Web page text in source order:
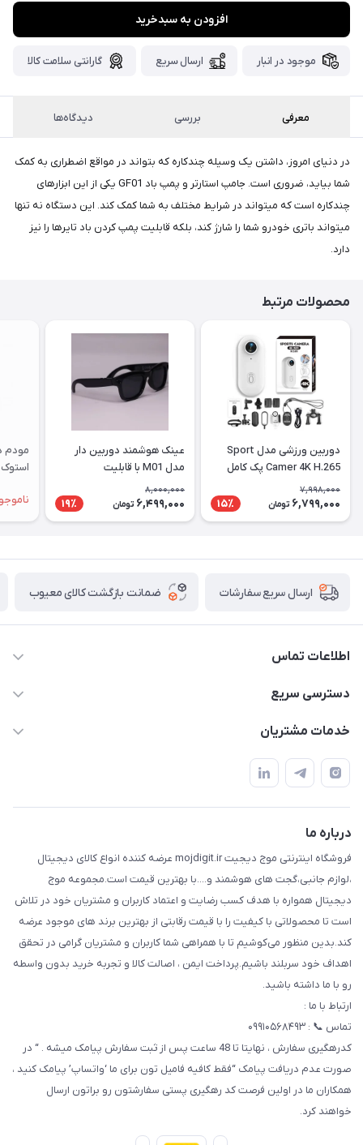
سوی
پست،جهت
کاری پس
ممنون
شکیبایی
عزیزان
🌹
"دریافت
کدرهگیری
کنید)
افزودن به سبدخرید
موجود در انبار ارسال سریع گارانتی سلامت کالا
معرفی بررسی دیدگاه‌ها
در دنیای امروز، داشتن یک وسیله چندکاره که بتواند در مواقع اضطراری به کمک
شما بیاید، ضروری است. جامپ استارتر و پمپ باد GF01 یکی از این ابزارهای
چندکاره است که میتواند در شرایط مختلف به شما کمک کند. این دستگاه نه تنها
میتواند باتری خودرو شما را شارژ کند، بلکه قابلیت پمپ کردن باد تایرها را نیز
دارد.
محصولات مرتبط
دوربین ورزشی مدل Sport
Camer 4K H.265 پک کامل
7,998,000
6,799,000 تومان 15٪
عینک هوشمند دوربین دار
مدل M01 با قابلیت
فیلم‌برداری ۴K
8,000,000
6,499,000 تومان 19٪
ارسال سریع سفارشات ضمانت بازگشت کالای معیوب
اطلاعات تماس
واتساپ و تماس 09910568493
دسترسی سریع
حساب کاربری
درباره ما
تماس با ما
خدمات مشتریان
قوانین و مقررات
حریم خصوصی
درباره ما
فروشگاه اینترنتی موج دیجیت mojdigit.ir عرضه کننده انواع کالای دیجیتال
،لوازم جانبی،گجت های هوشمند و....با بهترین قیمت است.مجموعه موج
دیجیتال همواره با هدف کسب رضایت و اعتماد کاربران و مشتریان خود در تلاش
است تا محصولاتی با کیفیت را با قیمت رقابتی از بهترین برند های موجود عرضه
کند.بدین منظور می‌کوشیم تا با همراهی شما کاربران و مشتریان گرامی در تحقق
اهداف خود سربلند باشیم.پرداخت ایمن ، اصالت کالا و تجربه خرید بدون واسطه
رو با ما داشته باشید.
ارتباط با ما :
تماس 📞 : ۰۹۹۱۰۵۶۸۴۹۳
کدرهگیری سفارش ، نهایتا تا 48 ساعت پس از ثبت سفارش پیامک میشه . “ در
صورت عدم دریافت پیامک “فقط کافیه فامیل تون برای ما ‘واتساپ’ پیامک کنید ،
همکاران ما در اولین فرصت کد رهگیری پستی سفارشتون رو براتون ارسال
خواهند کرد.